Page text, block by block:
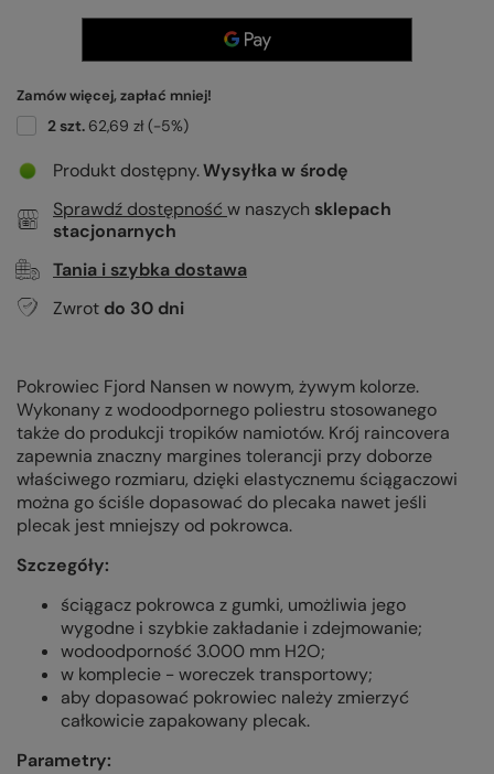
Zamów więcej, zapłać mniej!
2szt. 62,69 zł(-5%)
Produkt dostępny Wysyłkaw środę
Sprawdź dostępność w naszych sklepach
stacjonarnych
Tania i szybka dostawa
Zwrot do 30 dni
Pokrowiec Fjord Nansen w nowym, żywym kolorze.
Wykonany z wodoodpornego poliestru stosowanego
także do produkcji tropików namiotów. Krój raincovera
zapewnia znaczny margines tolerancji przy doborze
właściwego rozmiaru, dzięki elastycznemu ściągaczowi
można go ściśle dopasować do plecaka nawet jeśli
plecak jest mniejszy od pokrowca.
Szczegóły:
ściągacz pokrowca z gumki, umożliwia jego
wygodne i szybkie zakładanie i zdejmowanie;
wodoodporność 3.000 mm H2O;
w komplecie - woreczek transportowy;
aby dopasować pokrowiec należy zmierzyć
całkowicie zapakowany plecak.
Parametry: